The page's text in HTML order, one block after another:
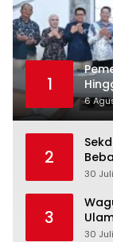
1
6
2
30
3
30